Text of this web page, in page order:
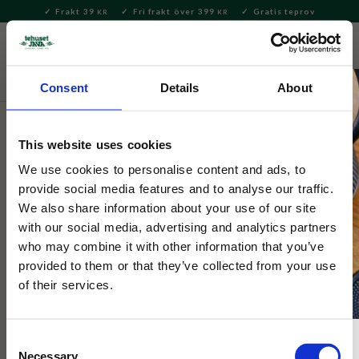
Consent Details About
This website uses cookies
We use cookies to personalise content and ads, to
provide social media features and to analyse our traffic.
We also share information about your use of our site
with our social media, advertising and analytics partners
who may combine it with other information that you’ve
provided to them or that they’ve collected from your use
of their services.
Necessary
Meny
Frakt 39 KR Fri frakt över 399 KR Gratis teprov
Servering & Dukning
Selected by Tehuset Java
Mugg Traktor Grön
Stor mugg dekorerade med grön traktor enligt mönster från